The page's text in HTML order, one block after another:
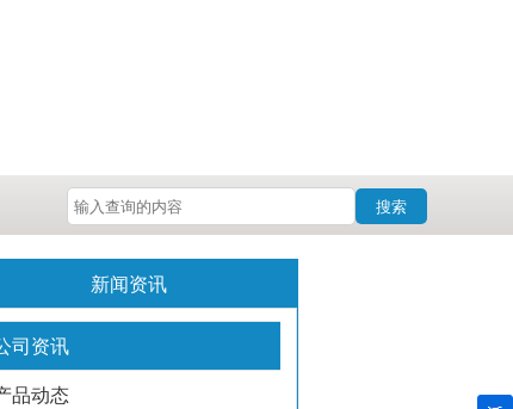
搜索
新闻资讯
司资讯
品动态